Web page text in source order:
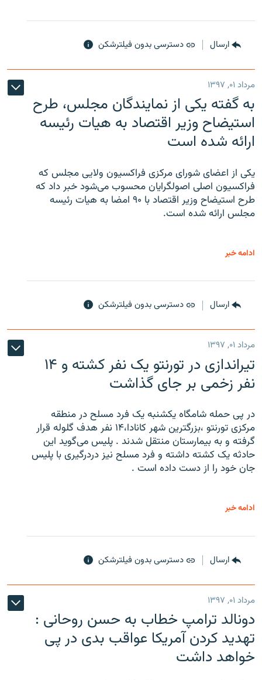
ارسال دسترسی بدون فیلترشکن
مرداد ۰۱, ۱۳۹۷
به گفته یکی از نمایندگان مجلس، طرح
استیضاح وزیر اقتصاد به هیات رئیسه
ارائه شده است
یکی از اعضای شورای مرکزی فراکسیون ولایی مجلس که
فراکسیون اصلی اصولگرایان محسوب می‌شود خبر داد که
طرح استیضاح وزیر اقتصاد با ۹۰ امضا به هیات رئیسه
مجلس ارائه شده است.
ادامه خبر
ارسال دسترسی بدون فیلترشکن
مرداد ۰۱, ۱۳۹۷
تیراندازی در تورنتو یک نفر کشته و ۱۴
نفر زخمی بر جای گذاشت
در پی حمله شامگاه یکشنبه یک فرد مسلح در منطقه
مرکزی تورنتو ،‌بزرگترین شهر کانادا،۱۴ نفر هدف گلوله قرار
گرفته و به بیمارستان منتقل شدند . پلیس می‌گوید این
حادثه یک کشته داشته و فرد مسلح نیز دردرگیری با پلیس
جان خود را از دست داده است .
ادامه خبر
ارسال دسترسی بدون فیلترشکن
مرداد ۰۱, ۱۳۹۷
دونالد ترامپ خطاب به حسن روحانی :
تهدید کردن آمریکا عواقب بدی در پی
خواهد داشت